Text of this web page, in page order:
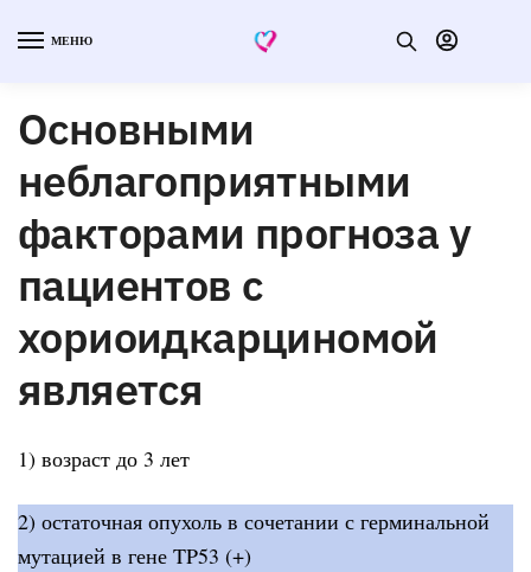
МЕНЮ
Основными
неблагоприятными
факторами прогноза у
пациентов с
хориоидкарциномой
является
1) возраст до 3 лет
2) остаточная опухоль в сочетании с герминальной
мутацией в гене TP53 (+)